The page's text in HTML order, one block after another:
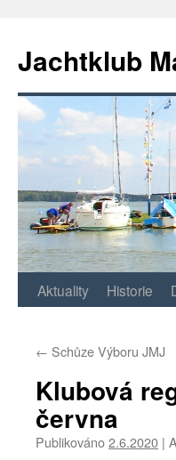
Jachtklub
Přejít
obsahu
webu
Aktuality Historie
← Schůze Výboru JMJ
Klubová
června
Publikováno2.6.2020 |